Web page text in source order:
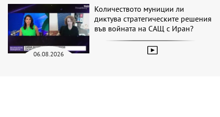
06.08.2026
Количеството муниции ли
диктува стратегическите решения
във войната на САЩ с Иран?